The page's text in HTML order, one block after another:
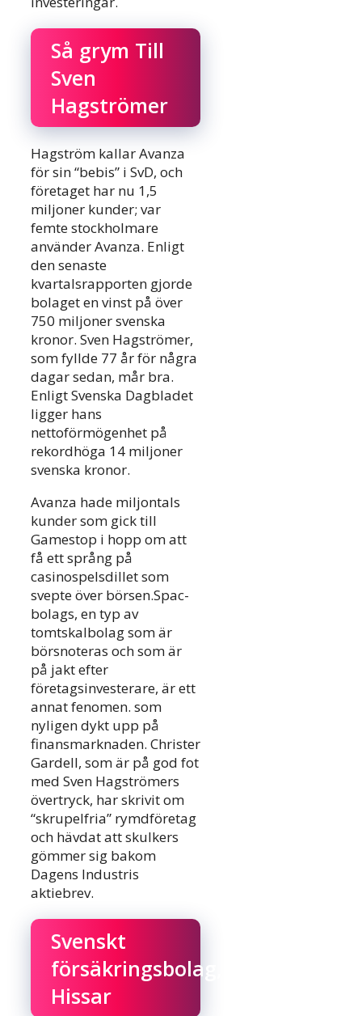
Så grym Till
Sven
Hagströmer
Hagström kallar Avanza
för sin “bebis” i SvD, och
företaget har nu 1,5
miljoner kunder; var
femte stockholmare
använder Avanza. Enligt
den senaste
kvartalsrapporten gjorde
bolaget en vinst på över
750 miljoner svenska
kronor. Sven Hagströmer,
som fyllde 77 år för några
dagar sedan, mår bra.
Enligt Svenska Dagbladet
ligger hans
nettoförmögenhet på
rekordhöga 14 miljoner
svenska kronor.
Avanza hade miljontals
kunder som gick till
Gamestop i hopp om att
få ett språng på
casinospelsdillet som
svepte över börsen.Spac-
bolags, en typ av
tomtskalbolag som är
börsnoteras och som är
på jakt efter
företagsinvesterare, är ett
annat fenomen. som
nyligen dykt upp på
finansmarknaden. Christer
Gardell, som är på god fot
med Sven Hagströmers
övertryck, har skrivit om
“skrupelfria” rymdföretag
och hävdat att skulkers
gömmer sig bakom
Dagens Industris
aktiebrev.
Svenskt
försäkringsbolag,
Hissar